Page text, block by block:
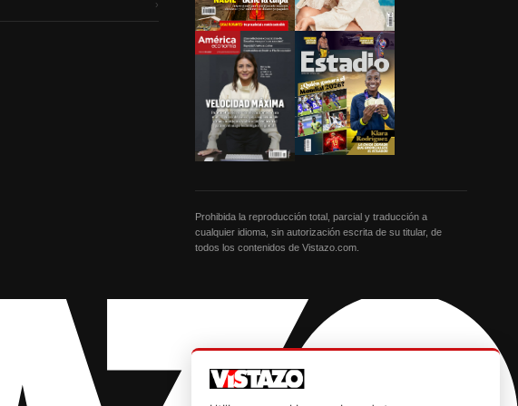
›
Prohibida la reproducción total, parcial y traducción a
cualquier idioma, sin autorización escrita de su titular, de
todos los contenidos de Vistazo.com.